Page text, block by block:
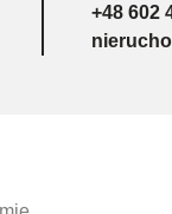
+48 602